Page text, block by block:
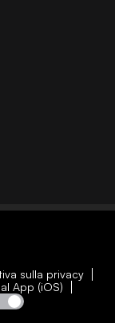
sulla privacy
App (iOS)